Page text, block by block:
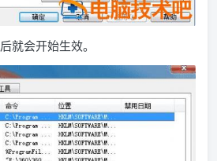
就会开始生效。